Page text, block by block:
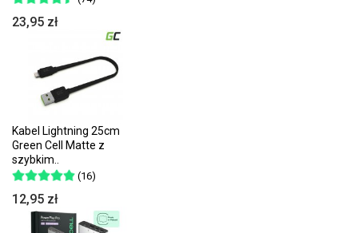
23,95 zł
Kabel Lightning 25cm
Green Cell Matte z
szybkim..
(16)
12,95 zł